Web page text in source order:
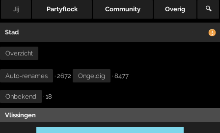
Jij Partyflock Community Overig 🔍
Stad
Overzicht
Auto-renames · 2672 Ongeldig · 8477
Onbekend · 18
Vlissingen